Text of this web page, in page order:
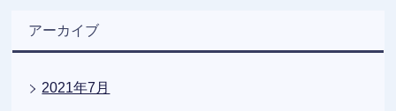
アーカイブ
2021年7月